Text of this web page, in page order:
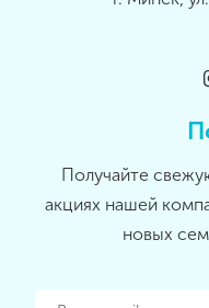
Получайте
акциях нашей
новых